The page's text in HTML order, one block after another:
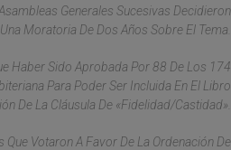
Generales Sucesivas Decidieron
Moratoria De Dos Años Sobre El Tema.
Haber Sido Aprobada Por 88 De Los 174
Para Poder Ser Incluida En El Libro
De La Cláusula De «fidelidad/castidad».
Votaron A Favor De La Ordenación De